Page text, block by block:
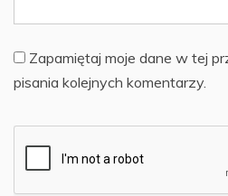
Zapamiętaj moje dane w tej
pisania kolejnych komentarzy.